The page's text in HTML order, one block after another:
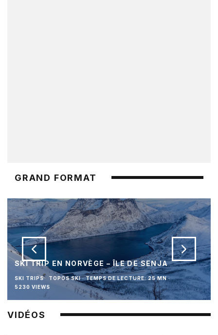
GRAND FORMAT
SKI TRIP EN NORVÈGE – ÎLE DE SENJA
SKI TRIPS TOPOS SKI · TEMPS DE LECTURE: 25 MN ·
5230 VIEWS
VIDÉOS